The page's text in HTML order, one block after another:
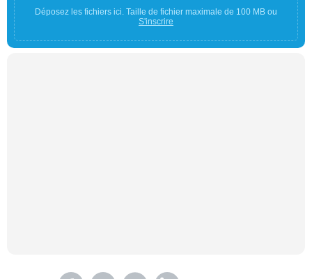
Déposez les fichiers ici. Taille de fichier maximale de 100 MB ou
S'inscrire